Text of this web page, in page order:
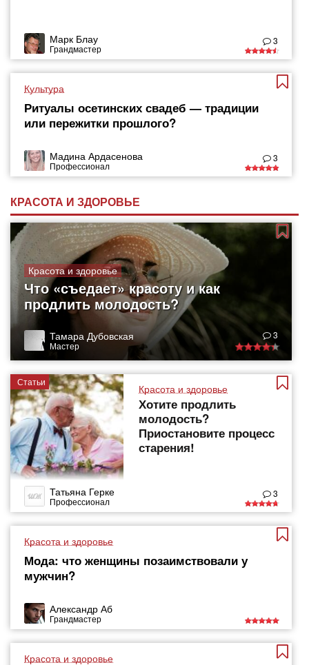
Марк Блау
Грандмастер
3
Культура
Ритуалы осетинских свадеб — традиции
или пережитки прошлого?
Мадина Ардасенова
Профессионал
3
КРАСОТА И ЗДОРОВЬЕ
Красота и здоровье
Что «съедает» красоту и как
продлить молодость?
Тамара Дубовская
Мастер
3
Статьи
Красота и здоровье
Хотите продлить
молодость?
Приостановите процесс
старения!
Татьяна Герке
Профессионал
3
Красота и здоровье
Мода: что женщины позаимствовали у
мужчин?
Александр Аб
Грандмастер
Красота и здоровье